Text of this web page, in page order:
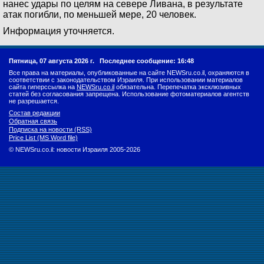
нанес удары по целям на севере Ливана, в результате
атак погибли, по меньшей мере, 20 человек.
Информация уточняется.
Пятница, 07 августа 2026 г. Последнее сообщение: 16:48
Все права на материалы, опубликованные на сайте NEWSru.co.il, охраняются в
соответствии с законодательством Израиля. При использовании материалов
сайта гиперссылка на NEWSru.co.il обязательна. Перепечатка эксклюзивных
статей без согласования запрещена. Использование фотоматериалов агентств
не разрешается.
Состав редакции
Обратная связь
Подписка на новости (RSS)
Price List (MS Word file)
© NEWSru.co.il: новости Израиля 2005-2026